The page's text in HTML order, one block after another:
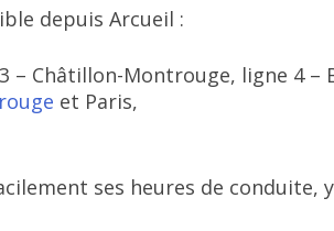
depuis Arcueil :
– Châtillon-Montrouge, ligne 4 –
et Paris,
ses heures de